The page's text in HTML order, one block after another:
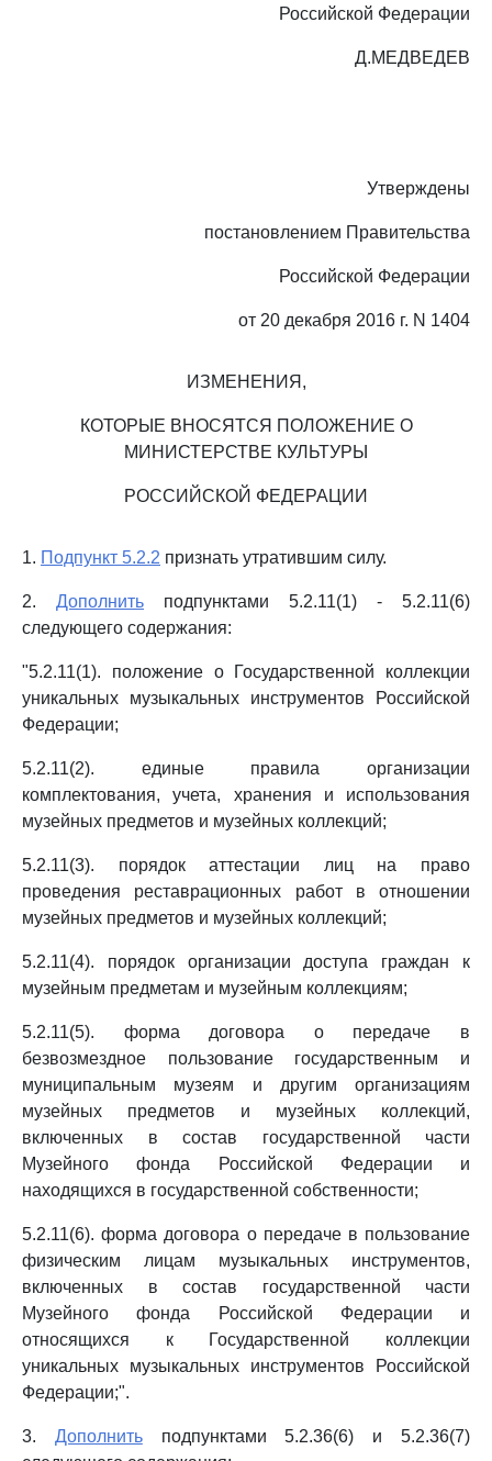
Российской Федерации
Д.МЕДВЕДЕВ
Утверждены
постановлением Правительства
Российской Федерации
от 20 декабря 2016 г. N 1404
ИЗМЕНЕНИЯ,
КОТОРЫЕ ВНОСЯТСЯ ПОЛОЖЕНИЕ О
МИНИСТЕРСТВЕ КУЛЬТУРЫ
РОССИЙСКОЙ ФЕДЕРАЦИИ
1. Подпункт 5.2.2 признать утратившим силу.
2. Дополнить подпунктами 5.2.11(1) - 5.2.11(6)
следующего содержания:
"5.2.11(1). положение о Государственной коллекции
уникальных музыкальных инструментов Российской
Федерации;
5.2.11(2). единые правила организации
комплектования, учета, хранения и использования
музейных предметов и музейных коллекций;
5.2.11(3). порядок аттестации лиц на право
проведения реставрационных работ в отношении
музейных предметов и музейных коллекций;
5.2.11(4). порядок организации доступа граждан к
музейным предметам и музейным коллекциям;
5.2.11(5). форма договора о передаче в
безвозмездное пользование государственным и
муниципальным музеям и другим организациям
музейных предметов и музейных коллекций,
включенных в состав государственной части
Музейного фонда Российской Федерации и
находящихся в государственной собственности;
5.2.11(6). форма договора о передаче в пользование
физическим лицам музыкальных инструментов,
включенных в состав государственной части
Музейного фонда Российской Федерации и
относящихся к Государственной коллекции
уникальных музыкальных инструментов Российской
Федерации;".
3. Дополнитьподпунктами 5.2.36(6) и 5.2.36(7)